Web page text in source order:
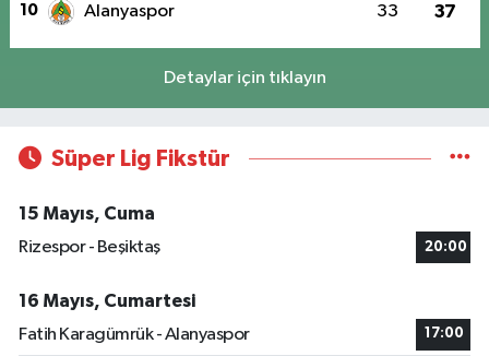
10 Alanyaspor 33 37
Detaylar için tıklayın
Süper Lig Fikstür
15 Mayıs, Cuma
Rizespor - Beşiktaş
20:00
16 Mayıs, Cumartesi
Fatih Karagümrük - Alanyaspor
17:00